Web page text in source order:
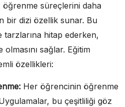
öğrenme süreçlerini daha
bir dizi özellik sunar. Bu
hitap ederken,
olmasını sağlar. Eğitim
özellikleri:
Her öğrencinin öğrenme
Uygulamalar, bu çeşitliliği göz